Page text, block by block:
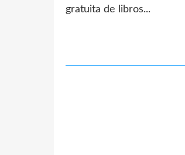
gratuita de libros...